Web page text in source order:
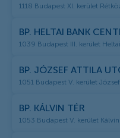
1118 Budapest XI. kerület
BP. HELTAI BANK
1039 Budapest III. kerület
BP. JÓZSEF ATTILA
1051 Budapest V. kerület
BP. KÁLVIN TÉR
1053 Budapest V. kerület